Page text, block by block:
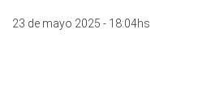
23 de mayo 2025 - 18:04hs